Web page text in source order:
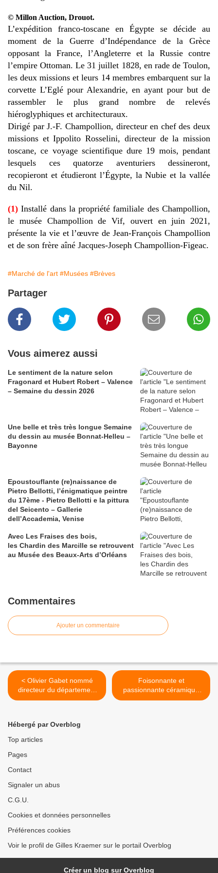
© Millon Auction, Drouot.
L’expédition franco-toscane en Égypte se décide au
moment de la Guerre d’Indépendance de la Grèce
opposant la France, l’Angleterre et la Russie contre
l’empire Ottoman. Le 31 juillet 1828, en rade de Toulon,
les deux missions et leurs 14 membres embarquent sur la
corvette L’Eglé pour Alexandrie, en ayant pour but de
rassembler le plus grand nombre de relevés
hiéroglyphiques et architecturaux.
Dirigé par J.-F. Champollion, directeur en chef des deux
missions et Ippolito Rosselini, directeur de la mission
toscane, ce voyage scientifique dure 19 mois, pendant
lesquels ces quatorze aventuriers dessineront,
recopieront et étudieront l’Égypte, la Nubie et la vallée
du Nil.
(1) Installé dans la propriété familiale des Champollion,
le musée Champollion de Vif, ouvert en juin 2021,
présente la vie et l’œuvre de Jean-François Champollion
et de son frère aîné Jacques-Joseph Champollion-Figeac.
#Marché de l'art #Musées #Brèves
Partager
Vous aimerez aussi
​​​​​​​Le sentiment de la nature selon
Fragonard et Hubert Robert – Valence
– Semaine du dessin 2026
Une belle et très très longue Semaine
du dessin au musée Bonnat-Helleu –
Bayonne
Epoustouflante (re)naissance de
Pietro Bellotti, l’énigmatique peintre
du 17ème - Pietro Bellotti e la pittura
del Seicento – Gallerie
dell’Accademia, Venise
Avec Les Fraises des bois,
les Chardin des Marcille se retrouvent
au Musée des Beaux-Arts d’Orléans
Commentaires
Ajouter un commentaire
< Olivier Gabet nommé
directeur du département
des Objets d'art du Musée
​​​​​​​Foisonnante et
passionnante céramique
contemporaine – MO.CO.
Hébergé par Overblog
Top articles
Pages
Contact
Signaler un abus
C.G.U.
Cookies et données personnelles
Préférences cookies
Voir le profil de Gilles Kraemer sur le portail Overblog
Créer un blog sur Overblog